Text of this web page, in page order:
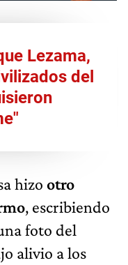
Lezama,
del
hizo otro
, escribiendo
foto del
alivio a los